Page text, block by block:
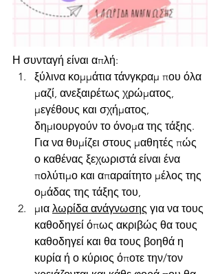
Η συνταγή είναι απλή:
ξύλινα κομμάτια τάνγκραμ που όλα
μαζί, ανεξαιρέτως χρώματος,
μεγέθους και σχήματος,
δημιουργούν το όνομα της τάξης.
Για να θυμίζει στους μαθητές πώς
ο καθένας ξεχωριστά είναι ένα
πολύτιμο και απαραίτητο μέλος της
ομάδας της τάξης του,
μια λωρίδα ανάγνωσης για να τους
καθοδηγεί όπως ακριβώς θα τους
καθοδηγεί και θα τους βοηθά η
κυρία ή ο κύριος όποτε την/τον